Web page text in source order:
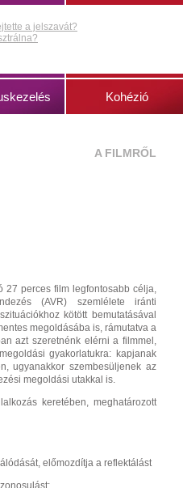
a jelszavát?
Kohézió
A FILMRŐL
27 perces film legfontosabb célja,
(AVR) szemlélete iránti
kötött bemutatásával
megoldásába is, rámutatva a
azt szeretnénk elérni a filmmel,
gyakorlatukra: kapjanak
ugyanakkor szembesüljenek az
megoldási utakkal is.
keretében, meghatározott
előmozdítja a reflektálást